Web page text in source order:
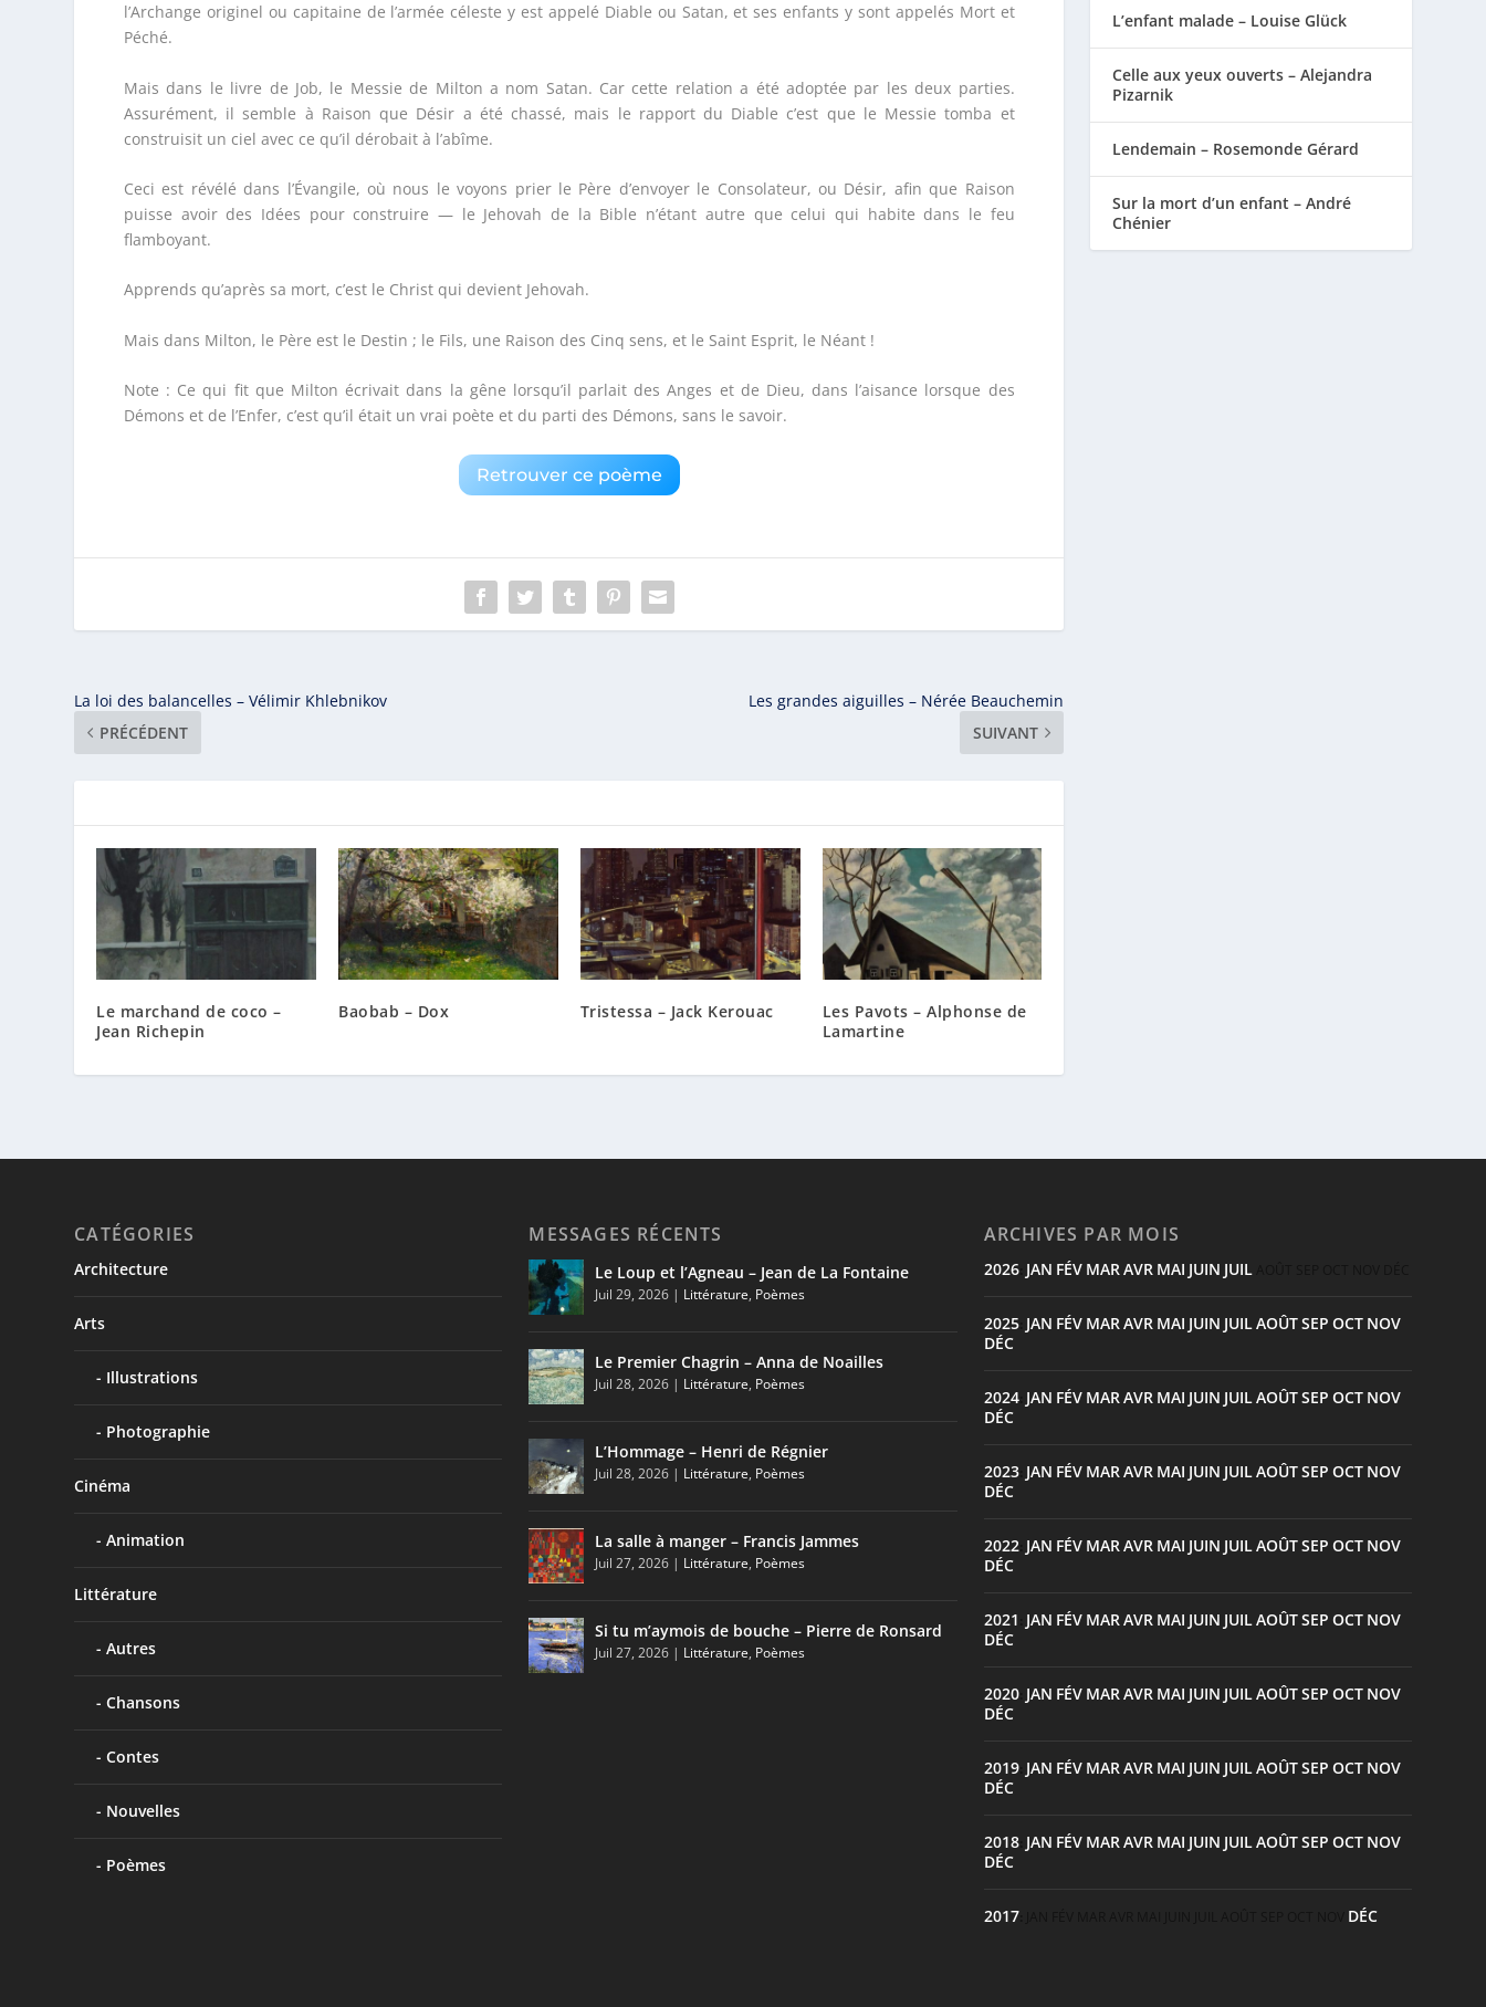
l’Archange originel ou capitaine de l’armée céleste y est appelé Diable ou Satan, et ses enfants y sont appelés Mort et
Péché.
Mais dans le livre de Job, le Messie de Milton a nom Satan. Car cette relation a été adoptée par les deux parties.
Assurément, il semble à Raison que Désir a été chassé, mais le rapport du Diable c’est que le Messie tomba et
construisit un ciel avec ce qu’il dérobait à l’abîme.
Ceci est révélé dans l’Évangile, où nous le voyons prier le Père d’envoyer le Consolateur, ou Désir, afin que Raison
puisse avoir des Idées pour construire — le Jehovah de la Bible n’étant autre que celui qui habite dans le feu
flamboyant.
Apprends qu’après sa mort, c’est le Christ qui devient Jehovah.
Mais dans Milton, le Père est le Destin ; le Fils, une Raison des Cinq sens, et le Saint Esprit, le Néant !
Note : Ce qui fit que Milton écrivait dans la gêne lorsqu’il parlait des Anges et de Dieu, dans l’aisance lorsque des
Démons et de l’Enfer, c’est qu’il était un vrai poète et du parti des Démons, sans le savoir.
Retrouver ce poème
La loi des balancelles – Vélimir Khlebnikov
PRÉCÉDENT
Les grandes aiguilles – Nérée Beauchemin
SUIVANT
Le marchand de coco –
Jean Richepin
Baobab – Dox Tristessa – Jack Kerouac
Les Pavots – Alphonse de
Lamartine
L’enfant malade – Louise Glück
Celle aux yeux ouverts – Alejandra
Pizarnik
Lendemain – Rosemonde Gérard
Sur la mort d’un enfant – André
Chénier
CATÉGORIES
Architecture
Arts
Illustrations
Photographie
Cinéma
Animation
Littérature
Autres
Chansons
Contes
Nouvelles
Poèmes
MESSAGES RÉCENTS
Le Loup et l’Agneau – Jean de La Fontaine
Juil 29, 2026 | Littérature, Poèmes
Le Premier Chagrin – Anna de Noailles
Juil 28, 2026 | Littérature, Poèmes
L’Hommage – Henri de Régnier
Juil 28, 2026 | Littérature, Poèmes
La salle à manger – Francis Jammes
Juil 27, 2026 | Littérature, Poèmes
Si tu m’aymois de bouche – Pierre de Ronsard
Juil 27, 2026 | Littérature, Poèmes
ARCHIVES PAR MOIS
2026: JAN FÉV MARAVR MAI JUIN JUIL
2025: JAN FÉV MARAVR MAI JUIN JUILAOÛTSEP OCT NOV
DÉC
2024: JAN FÉV MARAVR MAI JUIN JUILAOÛTSEP OCT NOV
DÉC
2023: JAN FÉV MARAVR MAI JUIN JUILAOÛTSEP OCT NOV
DÉC
2022: JAN FÉV MARAVR MAI JUIN JUILAOÛTSEP OCT NOV
DÉC
2021 JAN FÉV MARAVR MAI JUIN JUILAOÛTSEP OCT NOV
DÉC
2020: JAN FÉV MARAVR MAI JUIN JUILAOÛTSEP OCT NOV
DÉC
2019: JAN FÉV MARAVR MAI JUIN JUILAOÛTSEP OCT NOV
DÉC
2018: JAN FÉV MARAVR MAI JUIN JUILAOÛTSEP OCT NOV
DÉC
2017: DÉC